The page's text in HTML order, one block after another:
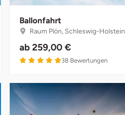
Ballonfahrt
Raum Plön, Schleswig-Holstein
ab 259,00 €
5 von 5
38 Bewertungen